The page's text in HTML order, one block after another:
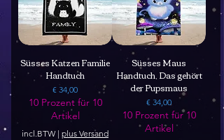
Süsses Katzen Familie
Handtuch
Prijs
€ 34,00
10 Prozent für 10
Artikel
incl.BTW | plus Versand
Süsses Maus
Handtuch, Das gehört
der Pupsmaus
Prijs
€ 34,00
10 Prozent für 10
Artikel